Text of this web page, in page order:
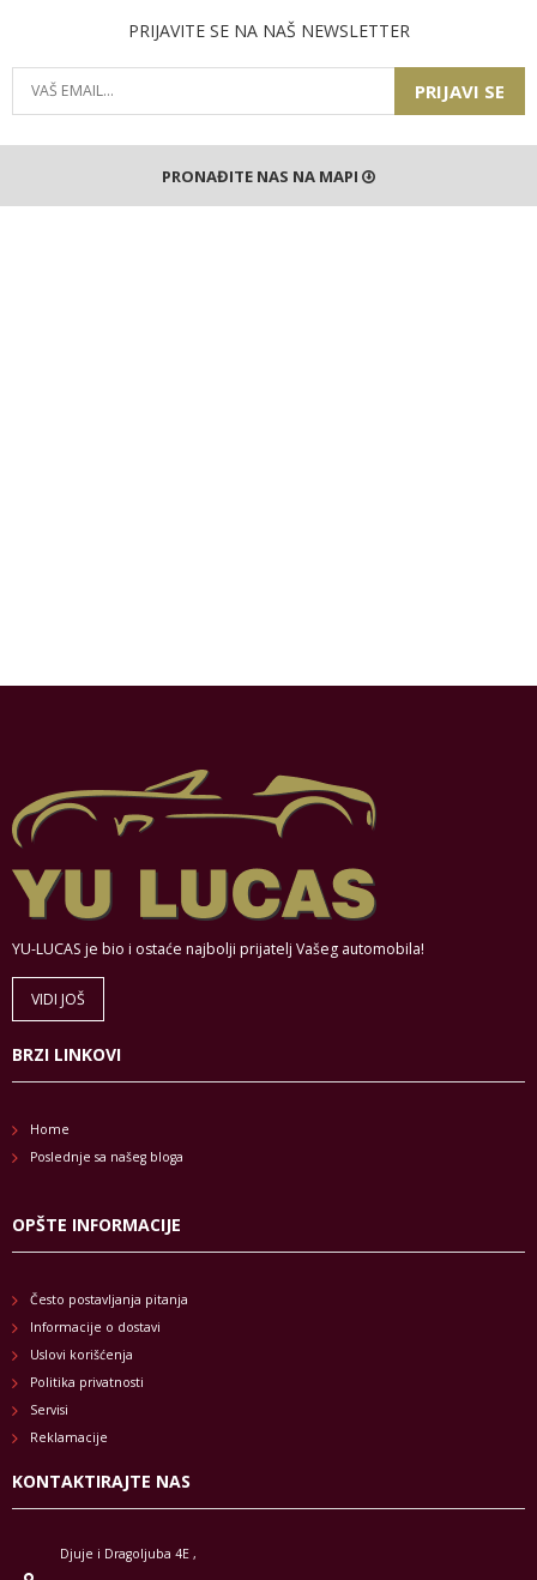
PRIJAVITE SE NA NAŠ NEWSLETTER
PRIJAVI SE
PRONAĐITE NAS NA MAPI
YU-LUCAS je bio i ostaće najbolji prijatelj Vašeg automobila!
VIDI JOŠ
BRZI LINKOVI
Home
Poslednje sa našeg bloga
OPŠTE INFORMACIJE
Često postavljanja pitanja
Informacije o dostavi
Uslovi korišćenja
Politika privatnosti
Servisi
Reklamacije
KONTAKTIRAJTE NAS
Djuje i Dragoljuba 4E ,